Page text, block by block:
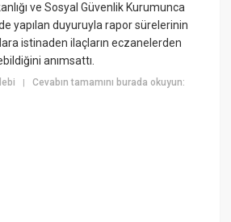
ve Sosyal Güvenlik Kurumunca
yapılan duyuruyla rapor sürelerinin
istinaden ilaçların eczanelerden
anımsattı.
|Cevabın tamamını burada okuyun: